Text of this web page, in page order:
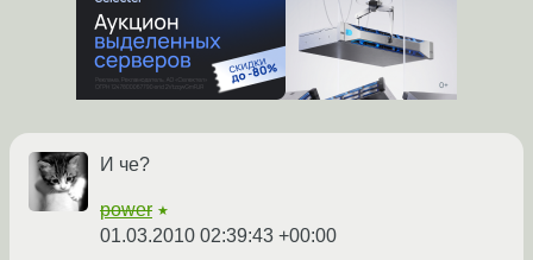
И че?
power ★
01.03.2010 02:39:43 +00:00